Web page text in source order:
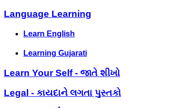
Language Learning
Learn English
Learning Gujarati
Learn Your Self - જાતે શીખો
Legal - કાયદાને લગતા પુસ્તકો